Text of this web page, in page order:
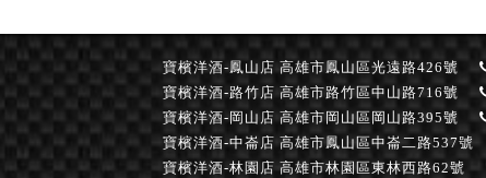
寶檳洋酒-鳳山店 高雄市鳳山區光遠路426號
寶檳洋酒-路竹店 高雄市路竹區中山路716號
寶檳洋酒-岡山店 高雄市岡山區岡山路395號
寶檳洋酒-中崙店 高雄市鳳山區中崙二路537號
寶檳洋酒-林園店 高雄市林園區東林西路62號